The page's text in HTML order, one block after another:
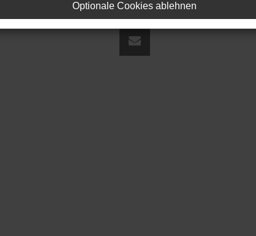
| fj@jakob-trading.com |Webdesign by audaris.de
Optionale Cookies ablehnen